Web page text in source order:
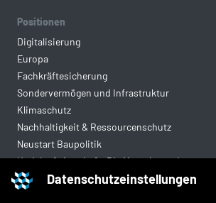
Datenschutzeinstellungen
Positionen
Digitalisierung
Europa
Fachkräftesicherung
Sondervermögen und Infrastruktur
Klimaschutz
Nachhaltigkeit & Ressourcenschutz
Neustart Baupolitik
Kreislaufwirtschaft: Die Mantelverordnung
Mittelstandsgerechte Vergabe